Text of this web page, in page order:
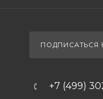
ПОДПИСАТЬСЯ
+7 (499)